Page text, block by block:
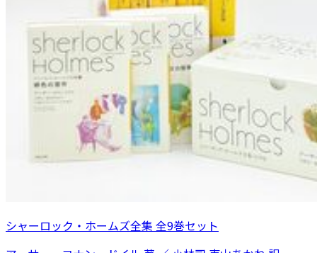
シャーロック・ホームズ全集 全9巻セット